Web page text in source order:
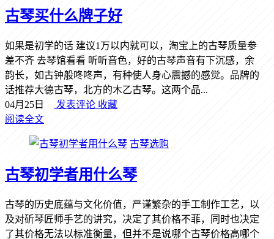
古琴买什么牌子好
如果是初学的话 建议1万以内就可以，淘宝上的古琴质量参
差不齐 去琴馆看看 听听音色，好的古琴声音有下沉感，余
韵长，如古钟般咚咚声，有种使人身心震撼的感觉。品牌的
话推荐大德古琴，北方的木乙古琴。这两个品...
04月25日
发表评论 收藏
阅读全文
古琴选购
古琴初学者用什么琴
古琴的历史底蕴与文化价值，严谨繁杂的手工制作工艺，以
及对斫琴匠师手艺的讲究，决定了其价格不菲，同时也决定
了其价格无法以标准衡量，但并不是说哪个古琴价格高哪个